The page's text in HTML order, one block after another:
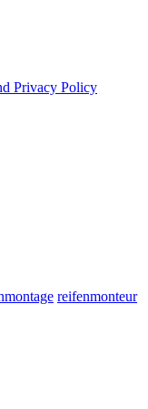
Privacy Policy
reifenmonteur